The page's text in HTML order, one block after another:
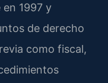
en 1997 y
de derecho
como fiscal,